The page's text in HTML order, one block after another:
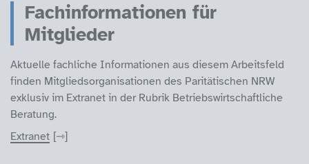
Fachinformationen für
Mitglieder
Aktuelle fachliche Informationen aus diesem Arbeitsfeld
finden Mitgliedsorganisationen des Paritätischen NRW
exklusiv im Extranet in der Rubrik Betriebswirtschaftliche
Beratung.
Extranet